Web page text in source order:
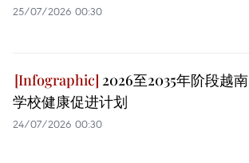
25/07/2026 00:30
2026至2035年阶段越南
学校健康促进计划
24/07/2026 00:30